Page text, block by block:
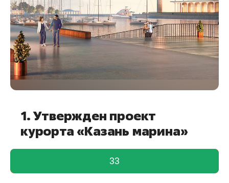
1. Утвержден проект
курорта «Казань марина»
голос учтен!
33